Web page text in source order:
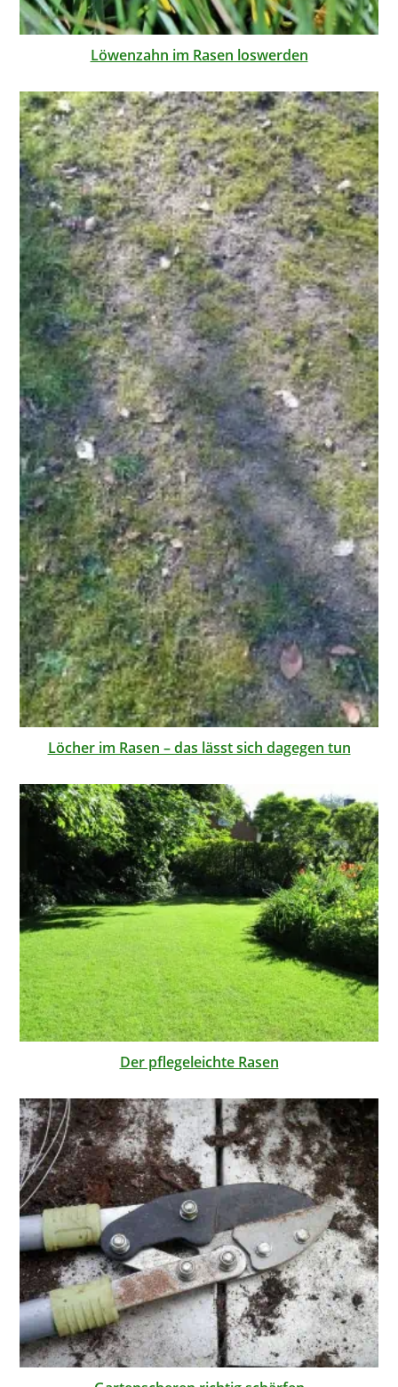
Löwenzahn im Rasen loswerden
Löcher im Rasen – das lässt sich dagegen tun
Der pflegeleichte Rasen